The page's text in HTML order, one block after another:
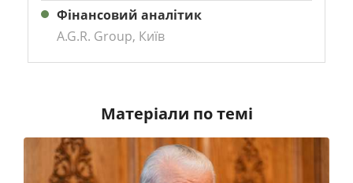
Фінансовий аналітик
A.G.R. Group, Київ
Матеріали по темі